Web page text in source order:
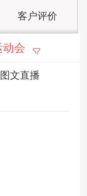
客户评价
动会
图文直播